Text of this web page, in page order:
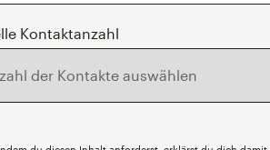
Kontaktanzahl